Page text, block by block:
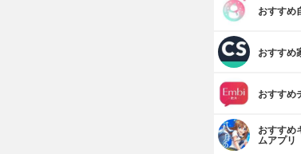
おすすめ
おすすめ
おすすめ
おすすめ
ムアプリ